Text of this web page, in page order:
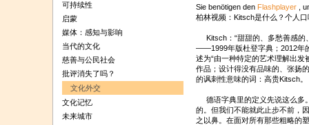
可持续性
启蒙
媒体：感知与影响
当代的文化
慈善与公民社会
批评消失了吗？
文化外交
文化记忆
未来城市
Sie benötigen den Flashplayer ,
柏林视频：Kitsch是什么？个人
Kitsch：“甜甜的、多愁善感的
——1999年版杜登字典；2012年
述为“由一种特定的艺术理解出
作品；设计得没有品味的、张扬
的讽刺性意味的词：高贵Kitsch。
德语字典里的定义先说这么多
的。但我们不能就此止步不前，
之以鼻。在面对所有那些粗略的